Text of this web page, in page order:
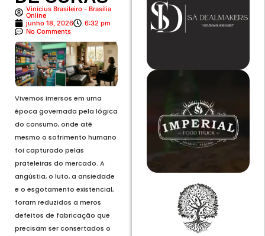
Vinícius Brasileiro - Brasília
Online
junho 18, 2026
6:32 pm
No Comments
Vivemos imersos em uma
época governada pela lógica
do consumo, onde até
mesmo o sofrimento humano
foi capturado pelas
prateleiras do mercado. A
angústia, o luto, a ansiedade
e o esgotamento existencial,
foram reduzidos a meros
defeitos de fabricação que
precisam ser consertados o